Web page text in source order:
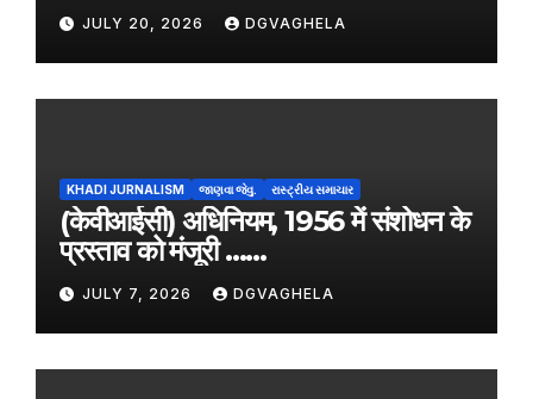
JULY 20, 2026 DGVAGHELA
KHADI JURNALISM જાણવા જેવુ. રાસ્ટ્રીય સમાચાર
(केवीआईसी) अधिनियम, 1956 में संशोधन के
प्रस्ताव को मंजूरी ……
JULY 7, 2026 DGVAGHELA